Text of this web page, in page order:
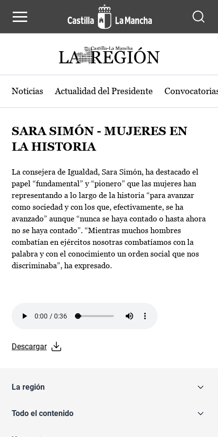
Noticias Actualidad del Presidente
SARA SIMÓN - MUJERES EN
LA HISTORIA
La consejera de Igualdad, Sara Simón, ha destacado el
papel “fundamental” y “pionero” que las mujeres han
representando a lo largo de la historia “para avanzar
como sociedad y con los que, efectivamente, se ha
avanzado” aunque “nunca se haya contado o hasta ahora
no se haya contado”. “Mientras muchos hombres
combatían en ejércitos nosotras combatíamos con la
palabra y con el conocimiento un orden social que nos
discriminaba”, ha expresado.
Descargar
La región
Todo el contenido